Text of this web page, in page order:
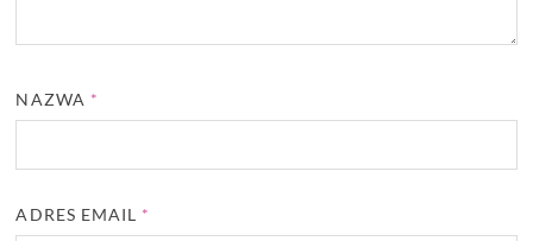
NAZWA *
ADRES EMAIL *